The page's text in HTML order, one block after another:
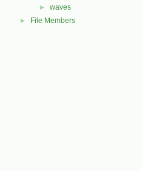
► waves
► File Members